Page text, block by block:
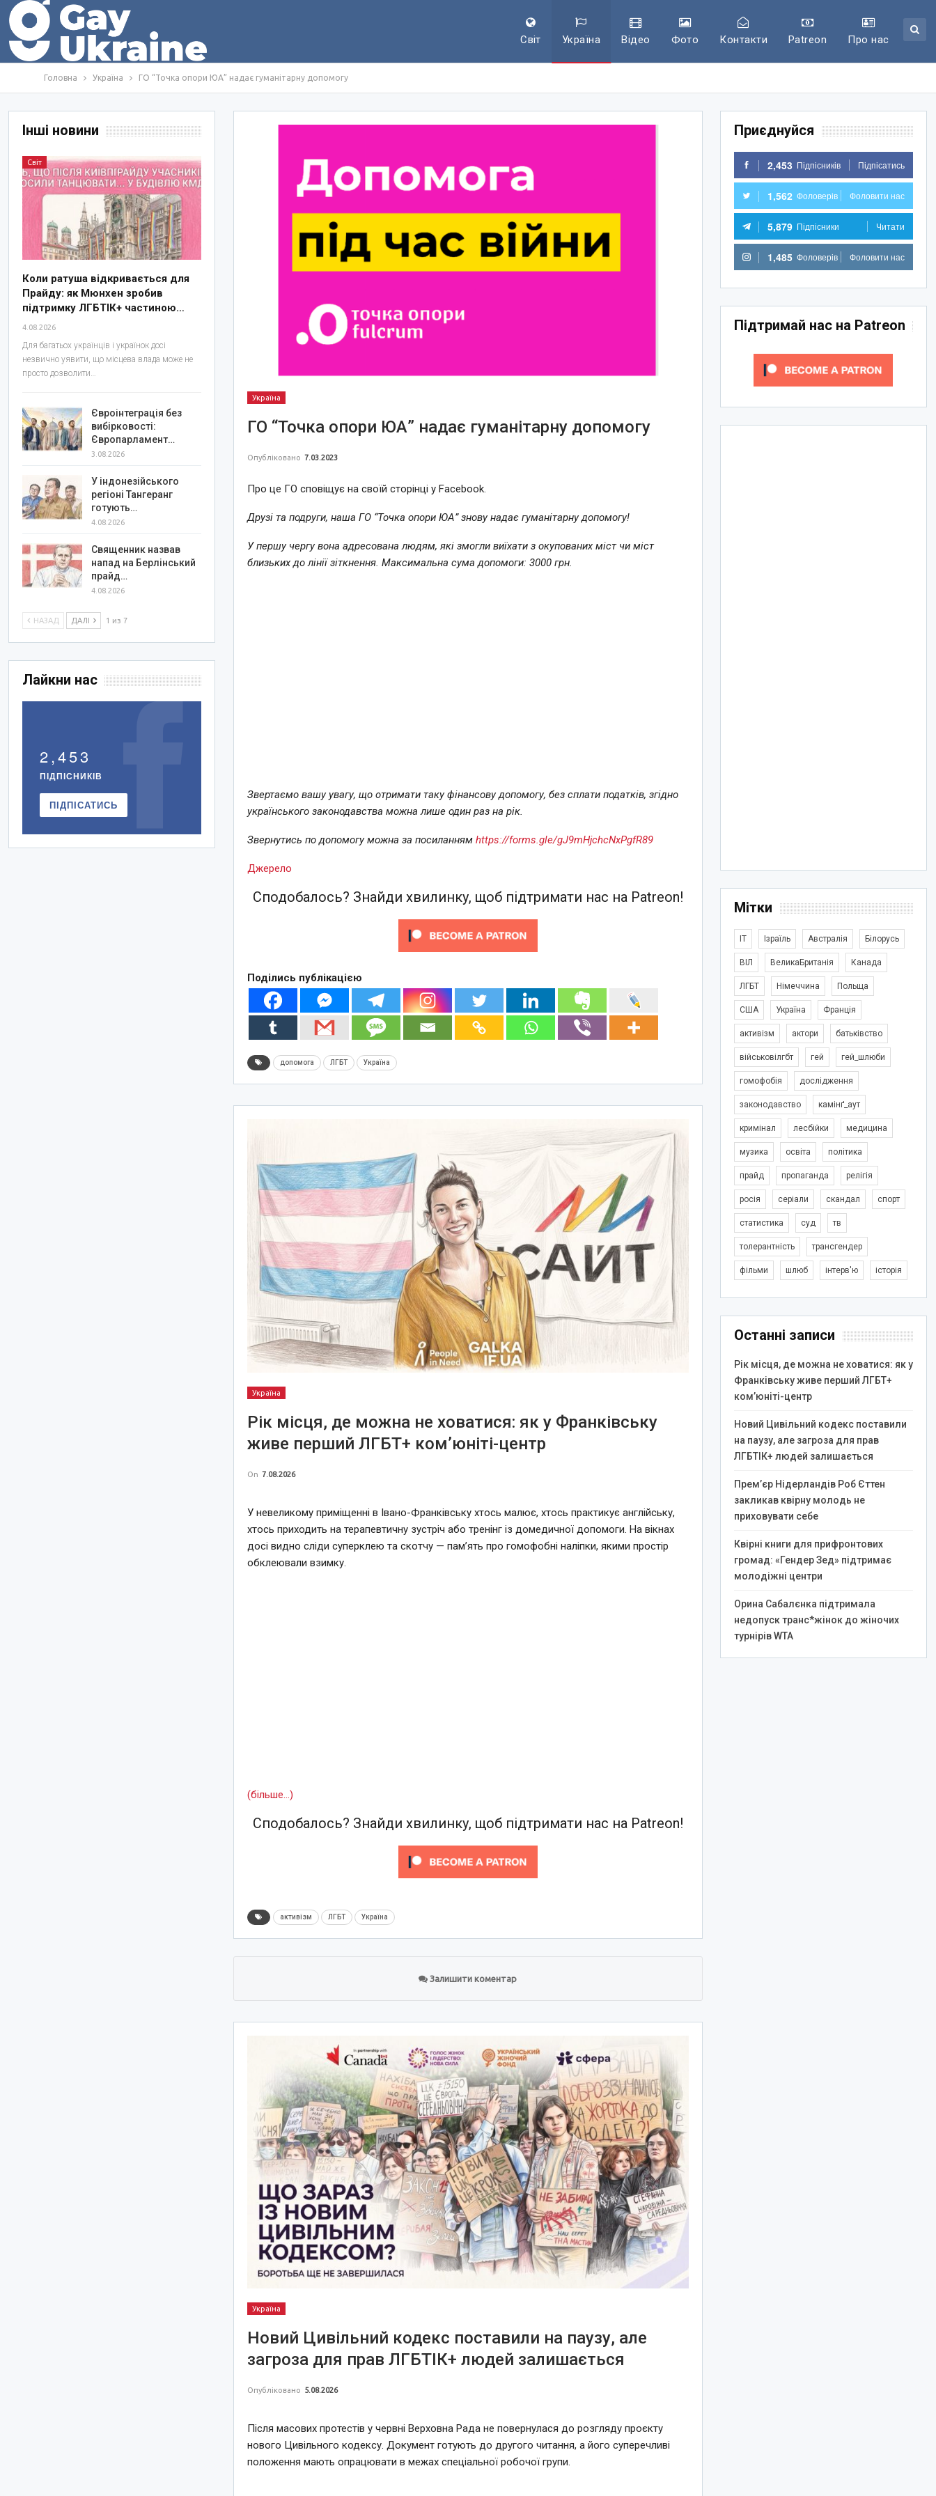
Світ Україна Відео Фото Контакти Patreon Про нас
Головна Україна ГО “Точка опори ЮА” надає гуманітарну допомогу
Україна
ГО “Точка опори ЮА” надає гуманітарну допомогу
Опубліковано 7.03.2023
Про це ГО сповіщує на своїй сторінці у Facebook.
Друзі та подруги, наша ГО “Точка опори ЮА” знову надає гуманітарну допомогу!
У першу чергу вона адресована людям, які змогли виїхати з окупованих міст чи міст
близьких до лінії зіткнення. Максимальна сума допомоги: 3000 грн.
Звертаємо вашу увагу, що отримати таку фінансову допомогу, без сплати податків, згідно
українського законодавства можна лише один раз на рік.
Звернутись по допомогу можна за посиланнямhttps://forms.gle/gJ9mHjchcNxPgfR89
Джерело
Сподобалось? Знайди хвилинку, щоб підтримати нас на Patreon!
Поділись публікацією
допомога ЛГБТ Україна
Україна
Рік місця, де можна не ховатися: як у Франківську
живе перший ЛГБТ+ ком’юніті-центр
On 7.08.2026
У невеликому приміщенні в Івано-Франківську хтось малює, хтось практикує англійську,
хтось приходить на терапевтичну зустріч або тренінг із домедичної допомоги. На вікнах
досі видно сліди суперклею та скотчу — пам’ять про гомофобні наліпки, якими простір
обклеювали взимку.
(більше…)
Сподобалось? Знайди хвилинку, щоб підтримати нас на Patreon!
активізм ЛГБТ Україна
Залишити коментар
Україна
Новий Цивільний кодекс поставили на паузу, але
загроза для прав ЛГБТІК+ людей залишається
Опубліковано 5.08.2026
Після масових протестів у червні Верховна Рада не повернулася до розгляду проєкту
нового Цивільного кодексу. Документ готують до другого читання, а його суперечливі
положення мають опрацювати в межах спеціальної робочої групи.
Приєднуйся
2,453 Підпісників Підпісатись
1,562 Фоловерів Фоловити нас
5,879 Підпісники Читати
1,485 Фоловерів Фоловити нас
Підтримай нас на Patreon
Мітки
IT Ізраїль Австралія Білорусь
ВІЛ ВеликаБританія Канада
ЛГБТ Німеччина Польща
США Україна Франція
активізм актори батьківство
військовілгбт гей гей_шлюби
гомофобія дослідження
законодавство камінґ_аут
кримінал лесбійки медицина
музика освіта політика
прайд пропаганда релігія
росія серіали скандал спорт
статистика суд тв
толерантність трансгендер
фільми шлюб інтерв'ю історія
Останні записи
Рік місця, де можна не ховатися: як у
Франківську живе перший ЛГБТ+
ком’юніті-центр
Новий Цивільний кодекс поставили
на паузу, але загроза для прав
ЛГБТІК+ людей залишається
Прем’єр Нідерландів Роб Єттен
закликав квірну молодь не
приховувати себе
Квірні книги для прифронтових
громад: «Гендер Зед» підтримає
молодіжні центри
Орина Сабалєнка підтримала
недопуск транс*жінок до жіночих
турнірів WTA
Інші новини
Світ
Коли ратуша відкривається для
Прайду: як Мюнхен зробив
підтримку ЛГБТІК+ частиною…
4.08.2026
Для багатьох українців і українок досі
незвично уявити, що місцева влада може не
просто дозволити…
Євроінтеграція без
вибірковості:
Європарламент…
3.08.2026
У індонезійського
регіоні Тангеранг
готують…
4.08.2026
Священник назвав
напад на Берлінський
прайд…
4.08.2026
НАЗАД ДАЛІ 1 из 7
Лайкни нас
2,453
ПІДПІСНИКІВ
ПІДПІСАТИСЬ